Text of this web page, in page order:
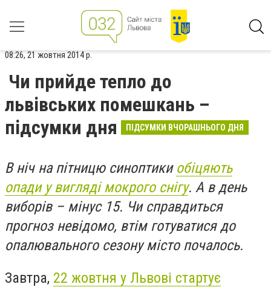
08:26, 21 жовтня 2014 р.
Чи прийде тепло до
львівських помешкань –
підсумки дня
ПІДСУМКИ ВЧОРАШНЬОГО ДНЯ
В ніч на пітницю синоптики обіцяють
опади у вигляді мокрого снігу. А в день
виборів – мінус 15. Чи справдиться
прогноз невідомо, втім готуватися до
опалювального сезону місто почалось.
Завтра, 22 жовтня у Львові стартує